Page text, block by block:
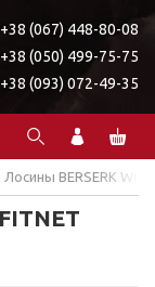
+38 (067) 448-80-08
+38 (050) 499-75-75
+38 (093) 072-49-35
Лосины BERSERK